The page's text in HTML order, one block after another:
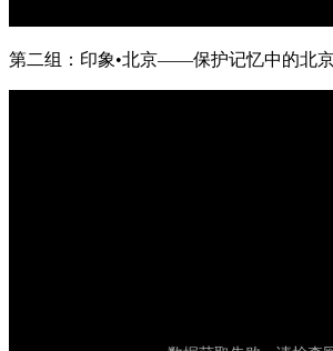
第二组：印象•北京——保护记忆中的北